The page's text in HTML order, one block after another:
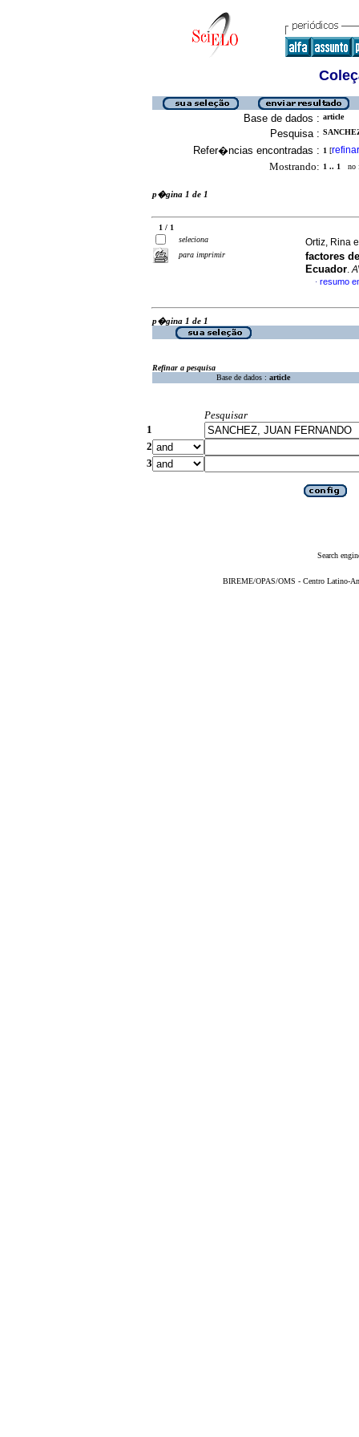
Base de dados : article
Pesquisa :
Refer�ncias encontradas : 1 [refinar
Mostrando: 1 .. 1 no
p�gina 1 de 1
1 / 1
seleciona
para imprimir
Ortiz, Rina
factores
Ecuador.
· resumo
p�gina 1 de 1
Refinar a pesquisa
Base de dados : article
Pesquisar
1
2
3
Search
BIREME/OPAS/OMS - Centro Latino-